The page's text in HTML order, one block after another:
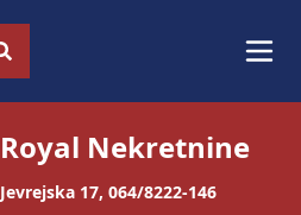
Royal Nekretnine
Jevrejska 17, 064/8222-146